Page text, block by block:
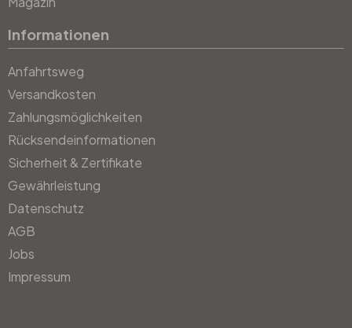
Informationen
Anfahrtsweg
Versandkosten
Zahlungsmöglichkeiten
Rücksendeinformationen
Sicherheit & Zertifikate
Gewährleistung
Datenschutz
AGB
Jobs
Impressum